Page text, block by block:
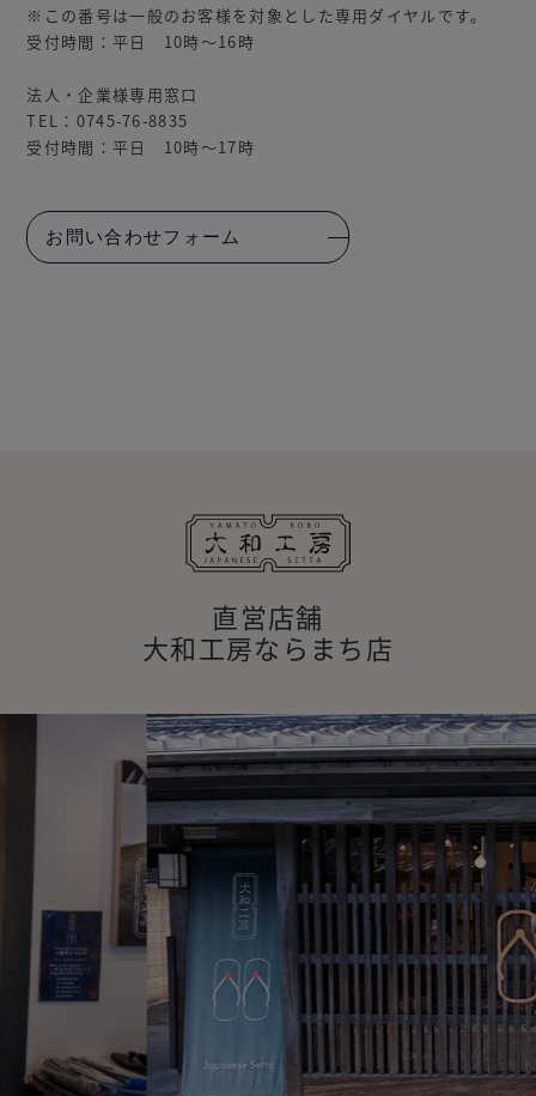
※この番号は一般のお客様を対象とした専用ダイヤルです。
受付時間：平日 10時～16時
法人・企業様専用窓口
TEL：0745-76-8835
受付時間：平日 10時～17時
お問い合わせフォーム
直営店舗
大和工房ならまち店